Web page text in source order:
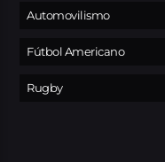
Automovilismo
Fútbol Americano
Rugby